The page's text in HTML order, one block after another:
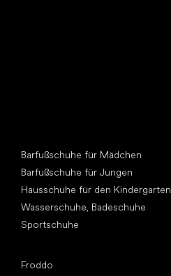
Barfußschuhe für Mädchen
Barfußschuhe für Jungen
Hausschuhe für den Kindergarten
Wasserschuhe, Badeschuhe
Sportschuhe
Froddo